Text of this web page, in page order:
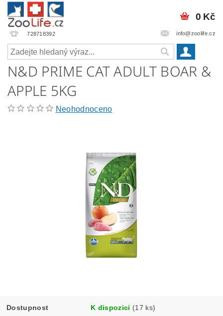
728718392 info@zoolife.cz
0 Kč
N&D PRIME CAT ADULT BOAR &
APPLE 5KG
Neohodnoceno
Dostupnost K dispozici (17 ks)